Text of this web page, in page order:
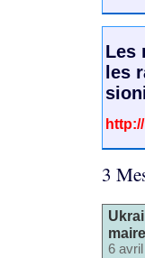
Les
les
3
6